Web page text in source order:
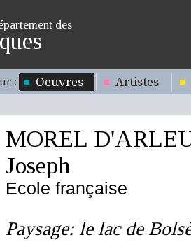
des
: Oeuvres Artistes
MOREL
Joseph
Ecole française
Paysage: le lac de